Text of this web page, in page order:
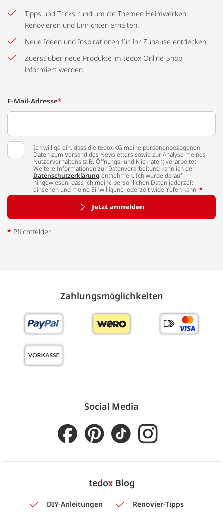
Tipps und Tricks rund um die Themen Heimwerken,
Renovieren und Einrichten erhalten.
Neue Ideen und Inspirationen für Ihr Zuhause entdecken.
Zuerst über neue Produkte im tedox Online-Shop
informiert werden.
E-Mail-Adresse*
Ich willige ein, dass die tedox KG meine personenbezogenen
Daten zum Versand des Newsletters sowie zur Analyse meines
Nutzerverhaltens (z.B. Öffnungs- und Klickraten) verarbeitet.
Weitere Informationen zur Datenverarbeitung kann ich der
Datenschutzerklärung entnehmen. Ich wurde darauf
hingewiesen, dass ich meine persönlichen Daten jederzeit
einsehen und meine Einwilligung jederzeit widerrufen kann. *
Jetzt anmelden
* Pflichtfelder
Zahlungs­möglich­keiten
Social Media
tedoxBlog
DIY-Anleitungen
Renovier-Tipps